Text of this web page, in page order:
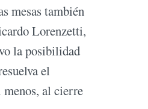
mesas también
Lorenzetti,
la posibilidad
el
al cierre